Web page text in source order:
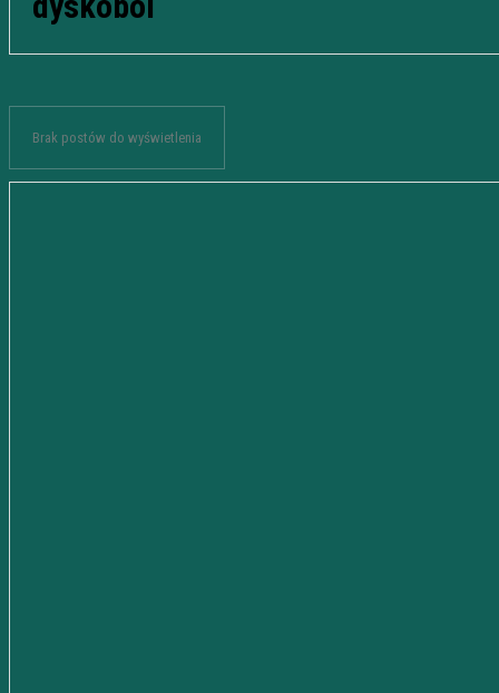
Brak postów do wyświetlenia